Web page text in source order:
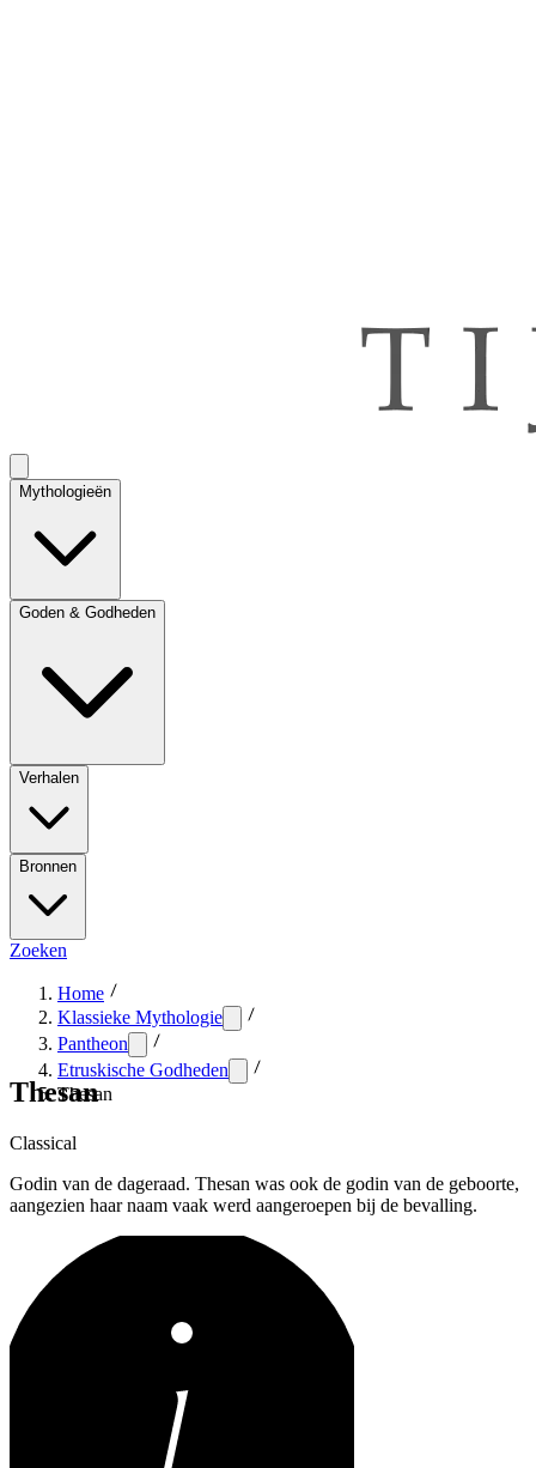
Mythologieën
Goden & Godheden
Verhalen
Bronnen
Zoeken
Home
Klassieke Mythologie
Pantheon
Etruskische Godheden
Thesan
Thesan
Classical
Godin van de dageraad. Thesan was ook de godin van de geboorte,
aangezien haar naam vaak werd aangeroepen bij de bevalling.